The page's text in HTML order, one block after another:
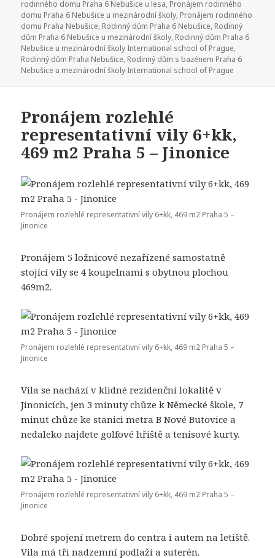
rodinného domu Praha 6 Nebušice u lesa, Pronájem rodinného
domu Praha 6 Nebušice u mezinárodní školy, Pronájem rodinného
domu Praha Nebušice, Rodinný dům Praha 6 Nebušice, Rodinný
dům Praha 6 Nebušice u mezinárodní školy, Rodinný dům Praha 6
Nebušice u mezinárodní školy International school of Prague,
Rodinný dům Praha Nebušice, Rodinný dům s bazénem Praha 6
Nebušice u mezinárodní školy International school of Prague
Pronájem rozlehlé
representativní vily 6+kk,
469 m2 Praha 5 – Jinonice
Pronájem rozlehlé representativní vily 6+kk, 469 m2 Praha 5 –
Jinonice
Pronájem 5 ložnicové nezařízené samostatně
stojící vily se 4 koupelnami s obytnou plochou
469m2.
Pronájem rozlehlé representativní vily 6+kk, 469 m2 Praha 5 –
Jinonice
Vila se nachází v klidné rezidenční lokalitě v
Jinonicích, jen 3 minuty chůze k Německé škole, 7
minut chůze ke stanici metra B Nové Butovice a
nedaleko najdete golfové hřiště a tenisové kurty.
Pronájem rozlehlé representativní vily 6+kk, 469 m2 Praha 5 –
Jinonice
Dobré spojení metrem do centra i autem na letiště.
Vila má tři nadzemní podlaží a suterén.